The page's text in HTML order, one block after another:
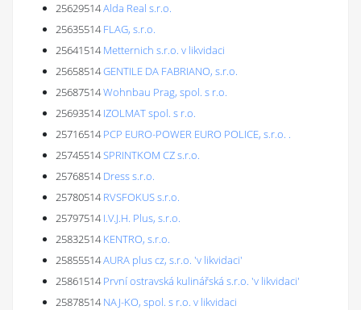
25629514Alda Real s.r.o.
25635514 FLAG, s.r.o.
25641514 Metternich s.r.o. v likvidaci
25658514GENTILE DA FABRIANO, s.r.o.
25687514Wohnbau Prag, spol. s r.o.
25693514 IZOLMAT spol. s r.o.
25716514 PCP EURO-POWER EURO POLICE, s.r.o. .
25745514SPRINTKOM CZ s.r.o.
25768514 Dress s.r.o.
25780514 RVSFOKUS s.r.o.
25797514 I.V.J.H. Plus, s.r.o.
25832514 KENTRO, s.r.o.
25855514AURA plus cz, s.r.o. 'v likvidaci'
25861514 První ostravská kulinářská s.r.o. 'v likvidaci'
25878514 NAJ-KO, spol. s r.o. v likvidaci